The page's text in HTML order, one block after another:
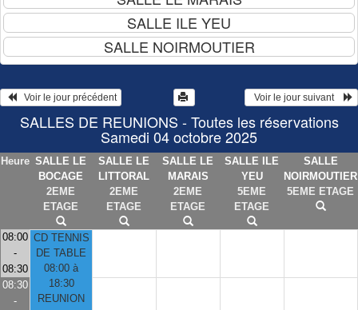
   Voir le jour précédent
  Voir le jour suivant
SALLES DE REUNIONS - Toutes les réservations
Samedi 04 octobre 2025
Heure SALLE LE
BOCAGE
2EME
ETAGE
SALLE LE
LITTORAL
2EME
ETAGE
SALLE LE
MARAIS
2EME
ETAGE
SALLE ILE
YEU
5EME
ETAGE
SALLE
NOIRMOUTIER
5EME ETAGE
08:00
-
08:30
CD TENNIS
DE TABLE
08:00 à
18:30
REUNION
08:30
-